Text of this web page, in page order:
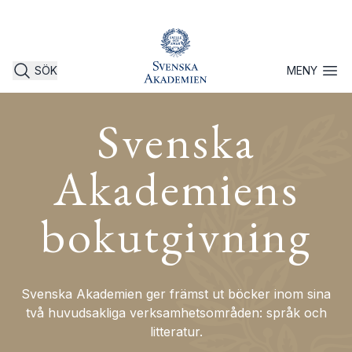
SÖK MENYÖppna
Svenska
Akademiens
bokutgivning
Svenska Akademien ger främst ut böcker inom sina
två huvudsakliga verksamhetsområden: språk och
litteratur.